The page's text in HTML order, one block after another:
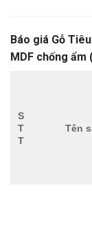
Báo giá Gỗ
MDF chống ẩm
S
T
T
Tên